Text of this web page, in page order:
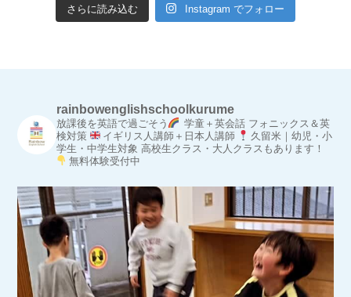
さらに読み込む Instagram でフォロー
rainbowenglishschoolkurume
放課後を英語で過ごそう 学童＋英会話 フォニックス＆英
検対策
イギリス人講師＋日本人講師
久留米｜幼児・小
学生・中学生対象 高校生クラス・大人クラスもあります！
無料体験受付中